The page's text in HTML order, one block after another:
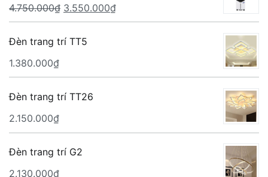
4.750.000₫ Giá
gốc
là:
3.550.000₫Giá
hiện
3.550.000₫.
Đèn trang trí TT5
1.380.000₫
Đèn trang trí TT26
2.150.000₫
Đèn trang trí G2
2.130.000₫